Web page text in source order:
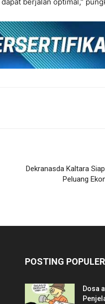
Dekranasda Kaltara
Peluang
POSTING POPULER
Dosa